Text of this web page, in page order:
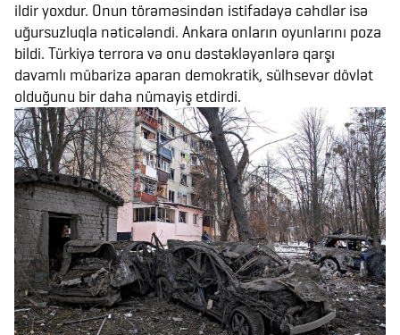
ildir yoxdur. Onun törəməsindən istifadəyə cəhdlər isə
uğursuzluqla nəticələndi. Ankara onların oyunlarını poza
bildi. Türkiyə terrora və onu dəstəkləyənlərə qarşı
davamlı mübarizə aparan demokratik, sülhsevər dövlət
olduğunu bir daha nümayiş etdirdi.